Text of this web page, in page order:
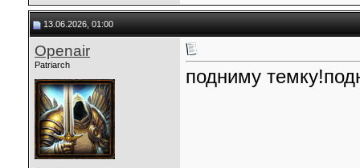
13.06.2026, 01:00
Openair
Patriarch
подниму